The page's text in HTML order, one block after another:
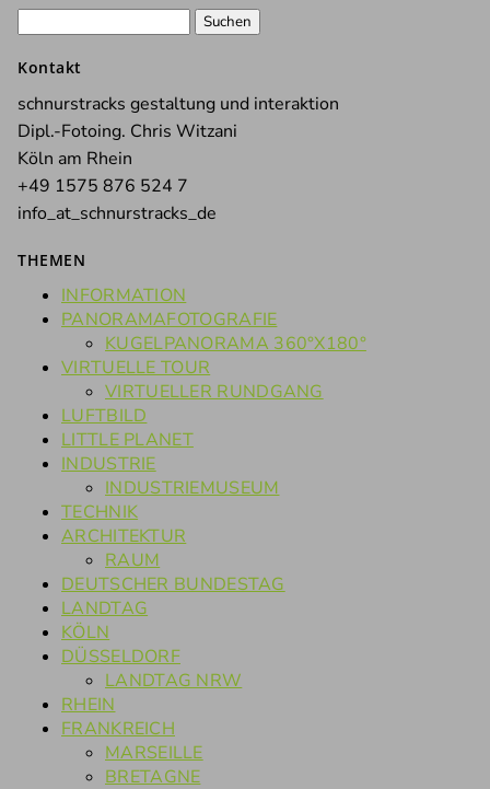
Kontakt
schnurstracks gestaltung und interaktion
Dipl.-Fotoing. Chris Witzani
Köln am Rhein
+49 1575 876 524 7
info_at_schnurstracks_de
THEMEN
INFORMATION
PANORAMAFOTOGRAFIE
KUGELPANORAMA 360°X180°
VIRTUELLE TOUR
VIRTUELLER RUNDGANG
LUFTBILD
LITTLE PLANET
INDUSTRIE
INDUSTRIEMUSEUM
TECHNIK
ARCHITEKTUR
RAUM
DEUTSCHER BUNDESTAG
LANDTAG
KÖLN
DÜSSELDORF
LANDTAG NRW
RHEIN
FRANKREICH
MARSEILLE
BRETAGNE